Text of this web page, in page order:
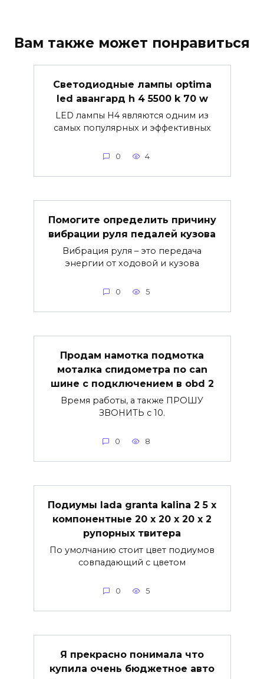
Вам также может понравиться
Светодиодные лампы optima
led авангард h 4 5500 k 70 w
LED лампы H4 являются одним из
самых популярных и эффективных
0 4
Помогите определить причину
вибрации руля педалей кузова
Вибрация руля – это передача
энергии от ходовой и кузова
0 5
Продам намотка подмотка
моталка спидометра по can
шине с подключением в obd 2
Время работы, а также ПРОШУ
ЗВОНИТЬ с 10.
0 8
Подиумы lada granta kalina 2 5 х
компонентные 20 х 20 х 20 х 2
рупорных твитера
По умолчанию стоит цвет подиумов
совпадающий с цветом
0 5
Я прекрасно понимала что
купила очень бюджетное авто